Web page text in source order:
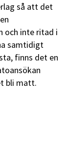
så att det
och inte ritad i
samtidigt
finns det en
bli matt.